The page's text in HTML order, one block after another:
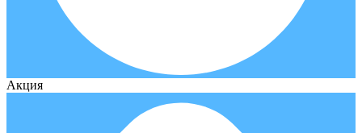
Акция